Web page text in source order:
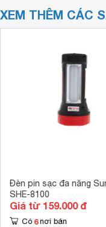
XEM THÊM CÁC
Đèn pin sạc đa năng
SHE-8100
Giá từ 159.000 đ
Có 6 nơi bán